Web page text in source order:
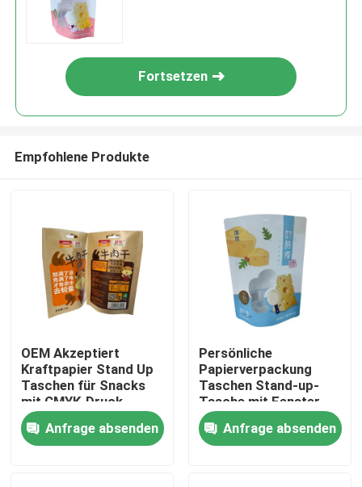
Fortsetzen
Empfohlene Produkte
OEM Akzeptiert
Kraftpapier Stand Up
Taschen für Snacks
mit CMYK-Druck
Anfrage absenden
Persönliche
Papierverpackung
Taschen Stand-up-
Tasche mit Fenster-
Design
Anfrage absenden